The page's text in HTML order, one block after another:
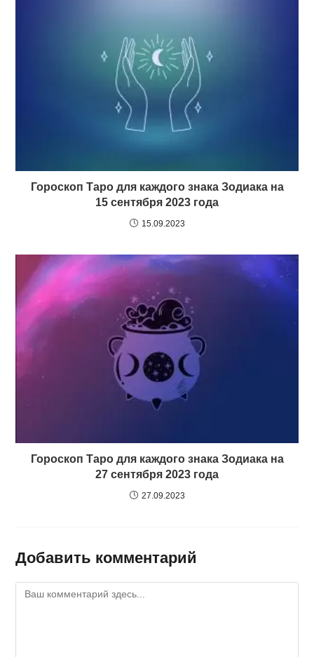
Гороскоп Таро для каждого знака Зодиака на
15 сентября 2023 года
15.09.2023
Гороскоп Таро для каждого знака Зодиака на
27 сентября 2023 года
27.09.2023
Добавить комментарий
Комментарий